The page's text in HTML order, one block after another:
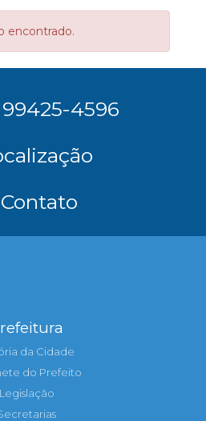
encontrado.
4596
Contato
da Cidade
do Prefeito
Legislação